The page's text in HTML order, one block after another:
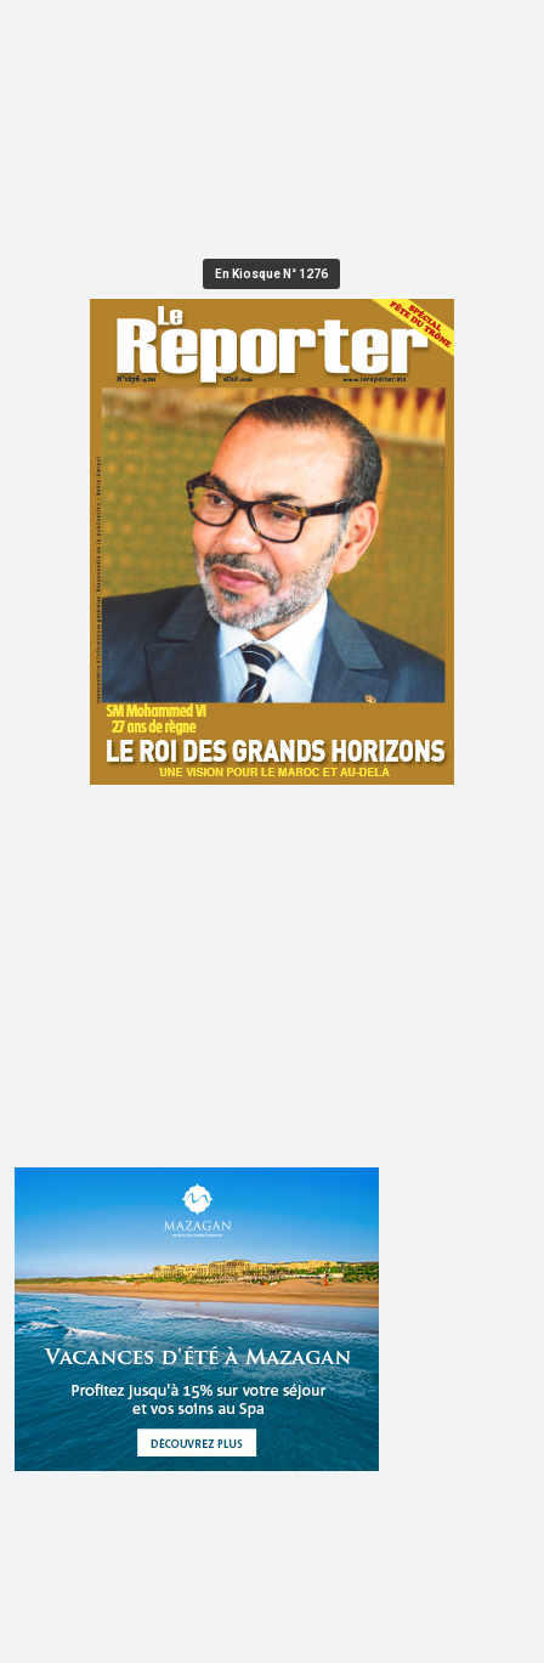
En Kiosque N° 1276